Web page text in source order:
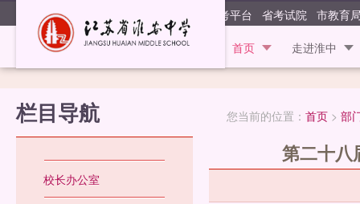
江苏省淮
首页 走进淮中
阳光高考平台 省考试院 市教育
栏目导航 您当前的位置： 首页> 部
校长办公室
第二十八